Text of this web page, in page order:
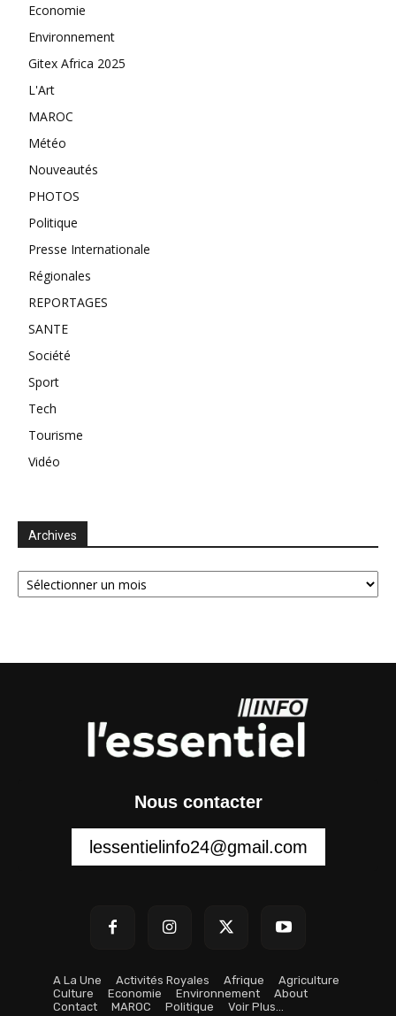
Economie
Environnement
Gitex Africa 2025
L'Art
MAROC
Météo
Nouveautés
PHOTOS
Politique
Presse Internationale
Régionales
REPORTAGES
SANTE
Société
Sport
Tech
Tourisme
Vidéo
Archives
Archives
Nous contacter
lessentielinfo24@gmail.com
A La Une Activités Royales Afrique
Agriculture
Culture
Economie Environnement
About
Contact
MAROC Politique Voir Plus…